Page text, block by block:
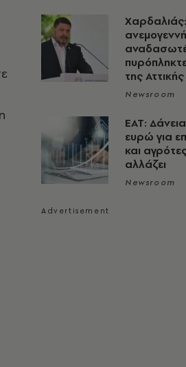
της Αττικής
Newsroom
ΕΑΤ:
ευρώ για
και
αλλάζει
Newsroom